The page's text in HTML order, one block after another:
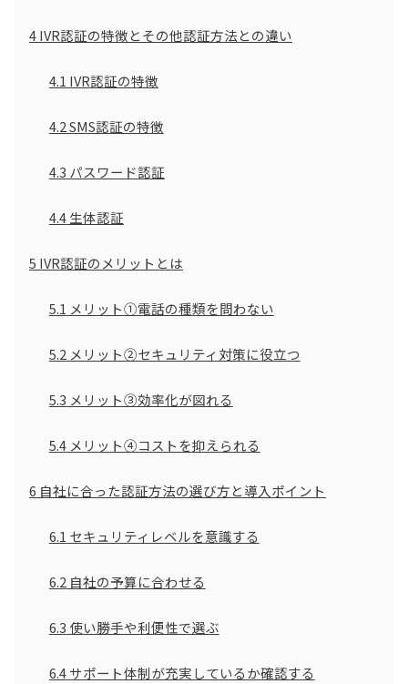
4IVR認証の特徴とその他認証方法との違い
4.1 IVR認証の特徴
4.2SMS認証の特徴
4.3 パスワード認証
4.4生体認証
5 IVR認証のメリットとは
5.1 メリット①電話の種類を問わない
5.2メリット②セキュリティ対策に役立つ
5.3 メリット③効率化が図れる
5.4メリット④コストを抑えられる
6 自社に合った認証方法の選び方と導入ポイント
6.1 セキュリティレベルを意識する
6.2自社の予算に合わせる
6.3 使い勝手や利便性で選ぶ
6.4サポート体制が充実しているか確認する